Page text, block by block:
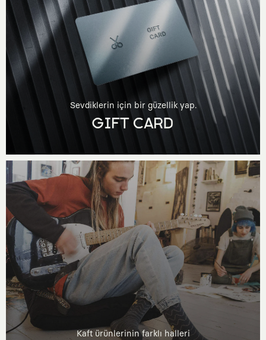
Sevdiklerin için bir güzellik yap.
GIFT CARD
Kaft ürünlerinin farklı halleri